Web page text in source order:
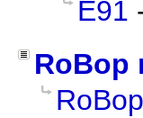
E91
RoBop